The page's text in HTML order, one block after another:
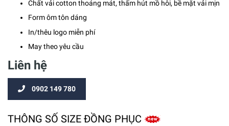
Chất vải cotton thoáng mát, thấm hút mồ hôi, bề mặt vải mịn
Form ôm tôn dáng
In/thêu logo miễn phí
May theo yêu cầu
Liên hệ
0902 149 780
THÔNG SỐ SIZE ĐỒNG PHỤC